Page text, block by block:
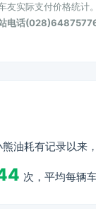
友实际支付价格统计
电话
油耗有记录以来
次，平均每辆